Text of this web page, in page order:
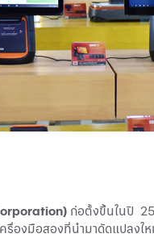
ก่อตั้งขึ้นในปี
รื่องมือสองที่นำมาดัดแปลงใ